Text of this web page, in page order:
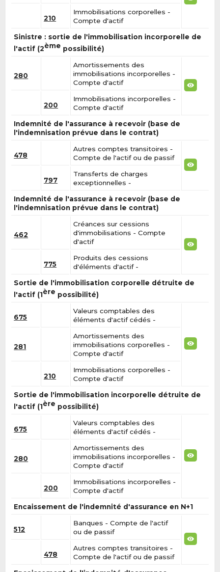
210
Immobilisations corporelles -
Compte d'actif
Sinistre : sortie de l'immobilisation incorporelle de
l'actif (2ème possibilité)
280
Amortissements des
immobilisations incorporelles -
Compte d'actif
200
Immobilisations incorporelles -
Compte d'actif
Indemnité de l'assurance à recevoir (base de
l'indemnisation prévue dans le contrat)
478
Autres comptes transitoires -
Compte de l'actif ou de passif
797
Transferts de charges
exceptionnelles -
Indemnité de l'assurance à recevoir (base de
l'indemnisation prévue dans le contrat)
462
Créances sur cessions
d'immobilisations - Compte
d'actif
775
Produits des cessions
d'éléments d'actif -
Sortie de l'immobilisation corporelle détruite de
l'actif (1ère possibilité)
675
Valeurs comptables des
éléments d'actif cédés -
281
Amortissements des
immobilisations corporelles -
Compte d'actif
210
Immobilisations corporelles -
Compte d'actif
Sortie de l'immobilisation incorporelle détruite de
l'actif (1ère possibilité)
675
Valeurs comptables des
éléments d'actif cédés -
280
Amortissements des
immobilisations incorporelles -
Compte d'actif
200
Immobilisations incorporelles -
Compte d'actif
Encaissement de l'indemnité d'assurance en N+1
512
Banques - Compte de l'actif
ou de passif
478
Autres comptes transitoires -
Compte de l'actif ou de passif